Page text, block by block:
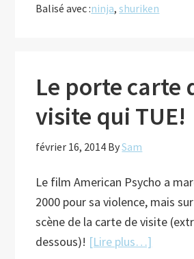
Balisé avec :ninja,shuriken
Le porte carte
visite qui TUE!
février 16, 2014 BySam
Le film American Psycho a
2000 pour sa violence, mais
scène de la carte de visite
dessous)! [Lire plus…]